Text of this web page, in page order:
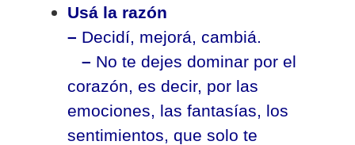
Usá la razón
– Decidí, mejorá, cambiá.
– No te dejes dominar por el
corazón, es decir, por las
emociones, las fantasías, los
sentimientos, que solo te